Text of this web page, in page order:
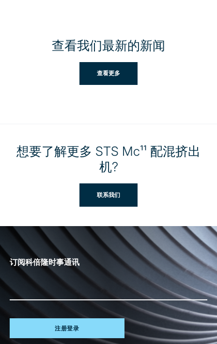
查看我们最新的新闻
查看更多
想要了解更多 STS Mc¹¹ 配混挤出
机?
联系我们
订阅科倍隆时事通讯
注册登录